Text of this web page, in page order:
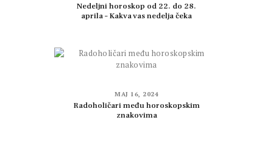
Nedeljni horoskop od 22. do 28.
aprila – Kakva vas nedelja čeka
MAJ 16, 2024
Radoholičari među horoskopskim
znakovima